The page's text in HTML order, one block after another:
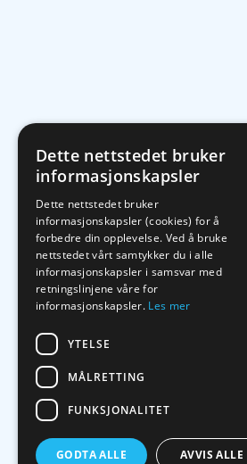
Dette nettstedet bruker
informasjonskapsler
Dette nettstedet bruker
informasjonskapsler (cookies) for å
forbedre din opplevelse. Ved å bruke
nettstedet vårt samtykker du i alle
informasjonskapsler i samsvar med
retningslinjene våre for
informasjonskapsler. Les mer
YTELSE
MÅLRETTING
FUNKSJONALITET
GODTA ALLE AVVIS ALLE